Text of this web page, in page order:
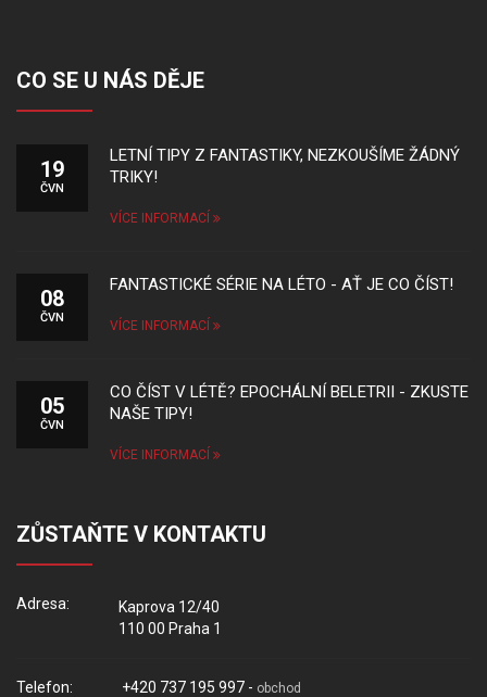
CO SE U NÁS DĚJE
19
ČVN
LETNÍ TIPY Z FANTASTIKY, NEZKOUŠÍME ŽÁDNÝ
TRIKY!
VÍCE INFORMACÍ
08
ČVN
FANTASTICKÉ SÉRIE NA LÉTO - AŤ JE CO ČÍST!
VÍCE INFORMACÍ
05
ČVN
CO ČÍST V LÉTĚ? EPOCHÁLNÍ BELETRII - ZKUSTE
NAŠE TIPY!
VÍCE INFORMACÍ
ZŮSTAŇTE V KONTAKTU
Adresa:
Kaprova 12/40
110 00 Praha 1
Telefon: +420 737 195 997 - obchod